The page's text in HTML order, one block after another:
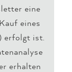
eine
eines
erfolgt ist.
erhalten